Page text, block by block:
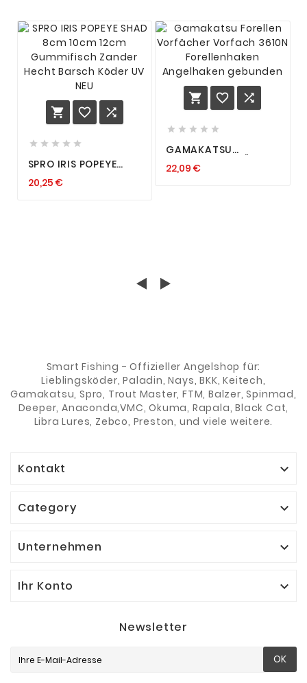
  
    
SPRO IRIS POPEYE
12CM GUMMIFISCH
20,25 €
  
    
GAMAKATSU
VORFACH 3610N
22,09 €
Smart Fishing - Offizieller Angelshop für:
Lieblingsköder, Paladin, Nays, BKK, Keitech,
Gamakatsu, Spro, Trout Master, FTM, Balzer, Spinmad,
Deeper, Anaconda,VMC, Okuma, Rapala, Black Cat,
Libra Lures, Zebco, Preston, und viele weitere.
Kontakt 
Category 
Unternehmen 
Ihr Konto 
Newsletter
OK